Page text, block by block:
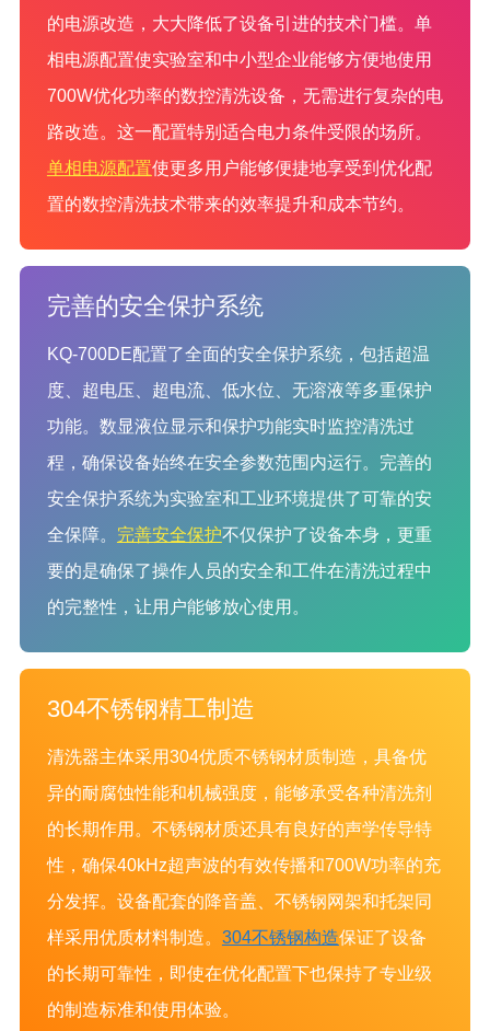
的电源改造，大大降低了设备引进的技术门槛。单
相电源配置使实验室和中小型企业能够方便地使用
700W优化功率的数控清洗设备，无需进行复杂的电
路改造。这一配置特别适合电力条件受限的场所。
单相电源配置使更多用户能够便捷地享受到优化配
置的数控清洗技术带来的效率提升和成本节约。
完善的安全保护系统
KQ-700DE配置了全面的安全保护系统，包括超温
度、超电压、超电流、低水位、无溶液等多重保护
功能。数显液位显示和保护功能实时监控清洗过
程，确保设备始终在安全参数范围内运行。完善的
安全保护系统为实验室和工业环境提供了可靠的安
全保障。 完善安全保护不仅保护了设备本身，更重
要的是确保了操作人员的安全和工件在清洗过程中
的完整性，让用户能够放心使用。
304不锈钢精工制造
清洗器主体采用304优质不锈钢材质制造，具备优
异的耐腐蚀性能和机械强度，能够承受各种清洗剂
的长期作用。不锈钢材质还具有良好的声学传导特
性，确保40kHz超声波的有效传播和700W功率的充
分发挥。设备配套的降音盖、不锈钢网架和托架同
样采用优质材料制造。 304不锈钢构造保证了设备
的长期可靠性，即使在优化配置下也保持了专业级
的制造标准和使用体验。